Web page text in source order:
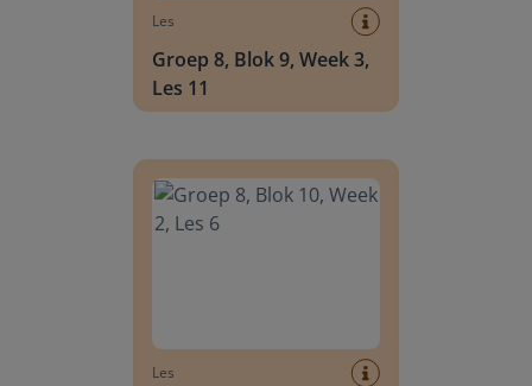
Les
Groep 8, Blok 9, Week 3,
Les 11
Les